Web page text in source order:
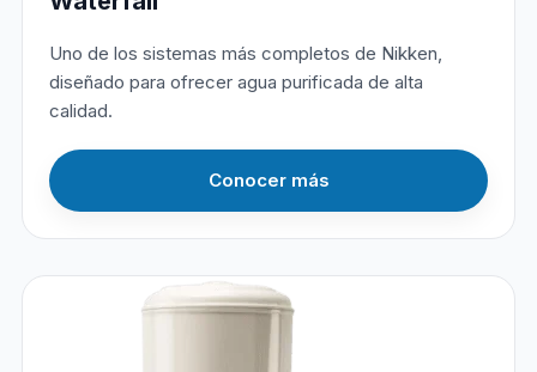
Uno de los sistemas más completos de Nikken,
diseñado para ofrecer agua purificada de alta
calidad.
Conocer más